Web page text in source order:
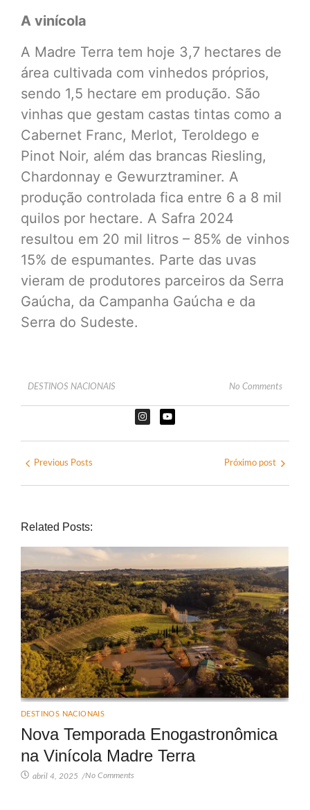
A vinícola
A Madre Terra tem hoje 3,7 hectares de
área cultivada com vinhedos próprios,
sendo 1,5 hectare em produção. São
vinhas que gestam castas tintas como a
Cabernet Franc, Merlot, Teroldego e
Pinot Noir, além das brancas Riesling,
Chardonnay e Gewurztraminer. A
produção controlada fica entre 6 a 8 mil
quilos por hectare. A Safra 2024
resultou em 20 mil litros – 85% de vinhos
15% de espumantes. Parte das uvas
vieram de produtores parceiros da Serra
Gaúcha, da Campanha Gaúcha e da
Serra do Sudeste.
DESTINOS NACIONAIS No Comments
Previous Posts Próximo post
Related Posts:
DESTINOS NACIONAIS
Nova Temporada Enogastronômica
na Vinícola Madre Terra
abril 4, 2025 /No Comments